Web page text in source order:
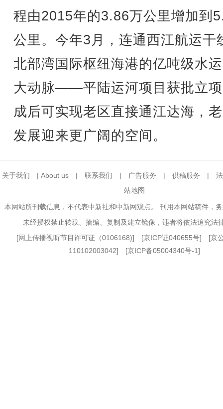
程由2015年的3.86万公里增加到
公里。今年3月，连通西江航运干
北部湾国际枢纽海港的亿吨级水
大动脉——平陆运河项目获批立
成后可实现老区直接通江达海，
发展迎来更广阔的空间。
关于我们 | About us | 联系我们 | 广告服务 | 供稿服务 |
站地图
本网站所刊载信息，不代表中新社和中新网观点。 刊用本网站稿件，
未经授权禁止转载、摘编、复制及建立镜像，违者将依法追究法
[网上传播视听节目许可证（0106168)] [京ICP证040655号] [京
110102003042] [京ICP备05004340号-1]